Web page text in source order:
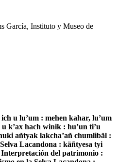
García, Instituto y Museo de
u lu’um : mehen kahar, lu’um
u k’ax hach winik : hu’un ti’u
añtyak lakcha’añ chumlibäl :
Lacandona : käñtyesa tyi
del patrimonio :